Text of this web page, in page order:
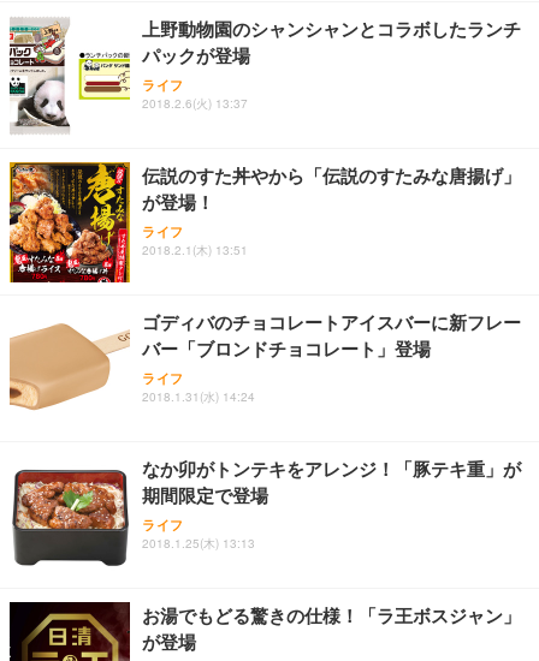
上野動物園のシャンシャンとコラボしたランチ
パックが登場
ライフ
2018.2.6(火) 13:37
伝説のすた丼やから「伝説のすたみな唐揚げ」
が登場！
ライフ
2018.2.1(木) 13:51
ゴディバのチョコレートアイスバーに新フレー
バー「ブロンドチョコレート」登場
ライフ
2018.1.31(水) 14:24
なか卯がトンテキをアレンジ！「豚テキ重」が
期間限定で登場
ライフ
2018.1.25(木) 13:13
お湯でもどる驚きの仕様！「ラ王ボスジャン」
が登場